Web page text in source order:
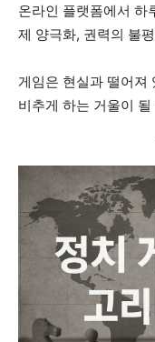
온라인 플랫폼에서 하
제 양극화, 권력의 불
게임은 현실과 떨어져
비추게 하는 거울이